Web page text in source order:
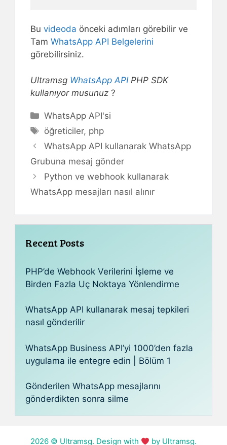
Bu videoda önceki adımları görebilir ve
Tam WhatsApp API Belgelerini
görebilirsiniz.
Ultramsg WhatsApp APIPHP SDK
kullanıyor musunuz ?
Kategoriler
WhatsApp API'si
Etiketler
öğreticiler, php
WhatsApp API kullanarak WhatsApp
Grubuna mesaj gönder
Python ve webhook kullanarak
WhatsApp mesajları nasıl alınır
Recent Posts
PHP’de Webhook Verilerini İşleme ve
Birden Fazla Uç Noktaya Yönlendirme
WhatsApp API kullanarak mesaj tepkileri
nasıl gönderilir
WhatsApp Business API’yi 1000’den fazla
uygulama ile entegre edin | Bölüm 1
Gönderilen WhatsApp mesajlarını
gönderdikten sonra silme
2026 © Ultramsg. Design with by Ultramsg.